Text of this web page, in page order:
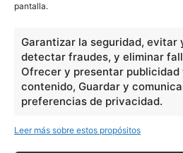
pantalla.
Garantizar la seguridad, evitar
detectar fraudes, y eliminar
Ofrecer y presentar publicidad
contenido, Guardar y
preferencias de privacidad.
Leer más sobre estos propósitos